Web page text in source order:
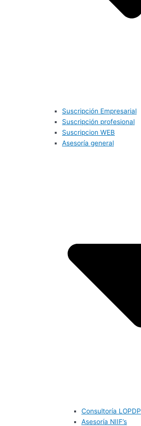
Suscripción Empresarial
Suscripción profesional
Suscripcion WEB
Asesoría general
Consultoría LOPDP
Asesoría NIIF’s